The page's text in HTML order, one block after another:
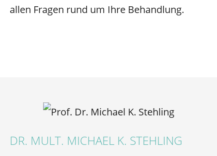
allen Fragen rund um Ihre Behandlung.
DR. MULT. MICHAEL K. STEHLING